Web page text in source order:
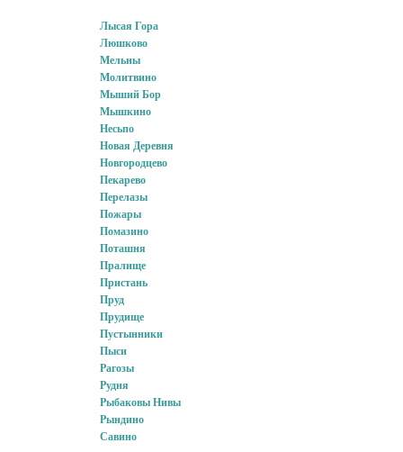
Лысая Гора
Люшково
Мельны
Молитвино
Мыший Бор
Мышкино
Несьпо
Новая Деревня
Новгородцево
Пекарево
Перелазы
Пожары
Помазино
Поташня
Пралище
Пристань
Пруд
Прудище
Пустынники
Пыси
Рагозы
Рудня
Рыбаковы Нивы
Рындино
Савино